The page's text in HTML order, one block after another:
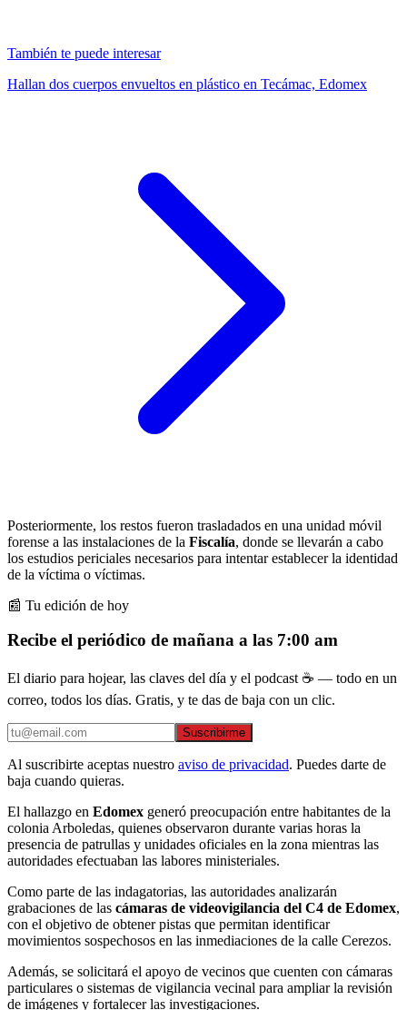
También te puede interesar
Hallan dos cuerpos envueltos en plástico en Tecámac, Edomex
Posteriormente, los restos fueron trasladados en una unidad móvil
forense a las instalaciones de la Fiscalía, donde se llevarán a cabo
los estudios periciales necesarios para intentar establecer la identidad
de la víctima o víctimas.
📰 Tu edición de hoy
Recibe el periódico de mañana a las 7:00 am
El diario para hojear, las claves del día y el podcast ☕ — todo en un
correo, todos los días. Gratis, y te das de baja con un clic.
Suscribirme
Al suscribirte aceptas nuestro aviso de privacidad. Puedes darte de
baja cuando quieras.
El hallazgo en Edomex generó preocupación entre habitantes de la
colonia Arboledas, quienes observaron durante varias horas la
presencia de patrullas y unidades oficiales en la zona mientras las
autoridades efectuaban las labores ministeriales.
Como parte de las indagatorias, las autoridades analizarán
grabaciones de las cámaras de videovigilancia del C4 de Edomex,
con el objetivo de obtener pistas que permitan identificar
movimientos sospechosos en las inmediaciones de la calle Cerezos.
Además, se solicitará el apoyo de vecinos que cuenten con cámaras
particulares o sistemas de vigilancia vecinal para ampliar la revisión
de imágenes y fortalecer las investigaciones.